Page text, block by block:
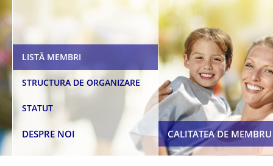
LISTĂ MEMBRI
STRUCTURA DE ORGANIZARE
STATUT
DESPRE NOI
PREZENTARE PRISA
BENEFICII MEMBRI
CERERE DE ADERARE LA PRISA
CALITATEA DE MEMBRU
ETICHETAREA ȘI
SUPLIMENTELOR
COD DE ETICĂ
LEGISLAȚIE